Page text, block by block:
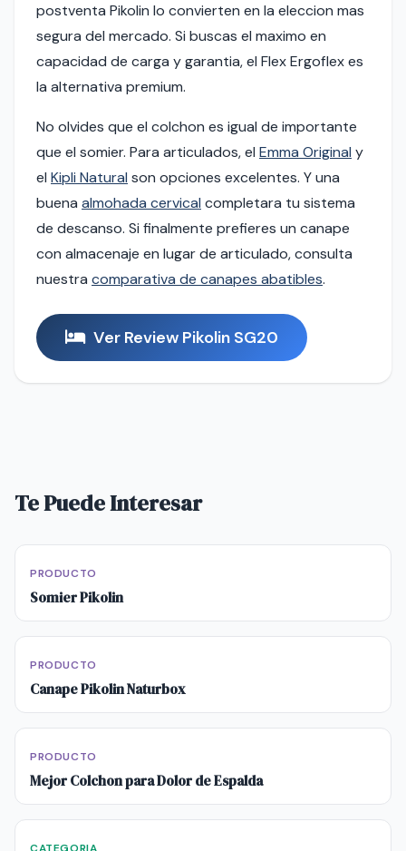
postventa Pikolin lo convierten en la eleccion mas
segura del mercado. Si buscas el maximo en
capacidad de carga y garantia, el Flex Ergoflex es
la alternativa premium.
No olvides que el colchon es igual de importante
que el somier. Para articulados, el Emma Original y
el Kipli Natural son opciones excelentes. Y una
buena almohada cervical completara tu sistema
de descanso. Si finalmente prefieres un canape
con almacenaje en lugar de articulado, consulta
nuestra comparativa de canapes abatibles.
Ver Review Pikolin SG20
Te Puede Interesar
PRODUCTO
Somier Pikolin
PRODUCTO
Canape Pikolin Naturbox
PRODUCTO
Mejor Colchon para Dolor de Espalda